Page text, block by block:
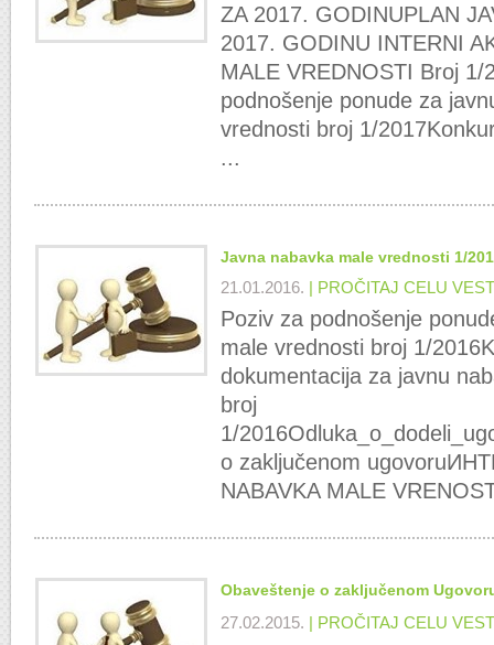
ZA 2017. GODINUPLAN
2017. GODINU INTERNI
MALE VREDNOSTI Broj 1/
podnošenje ponude za
vrednosti broj 1/
...
Javna nabavka male vrednosti 1/
21.01.2016. | PROČITAJ CELU VEST
Poziv za podnošenje
male vrednosti broj 1/
dokumentacija za javnu
broj
1/
o zaključenom
NABAVKA MALE
Obaveštenje o zaključenom
27.02.2015. | PROČITAJ CELU VEST